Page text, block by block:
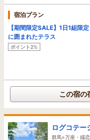
宿泊プラン
【期間限定SALE】1日1組限
に囲まれたテラス
ポイント2%
この宿の
ログコテー
群馬>万座・嬬